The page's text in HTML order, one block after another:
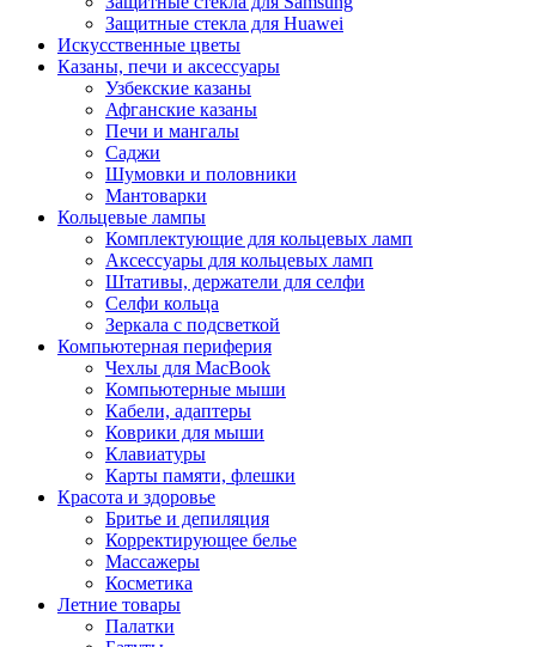
Защитные стекла для Huawei
Искусственные цветы
Казаны, печи и аксессуары
Узбекские казаны
Афганские казаны
Печи и мангалы
Саджи
Шумовки и половники
Мантоварки
Кольцевые лампы
Комплектующие для кольцевых ламп
Аксессуары для кольцевых ламп
Штативы, держатели для селфи
Селфи кольца
Зеркала с подсветкой
Компьютерная периферия
Чехлы для MacBook
Компьютерные мыши
Кабели, адаптеры
Коврики для мыши
Клавиатуры
Карты памяти, флешки
Красота и здоровье
Бритье и депиляция
Корректирующее белье
Массажеры
Косметика
Летние товары
Палатки